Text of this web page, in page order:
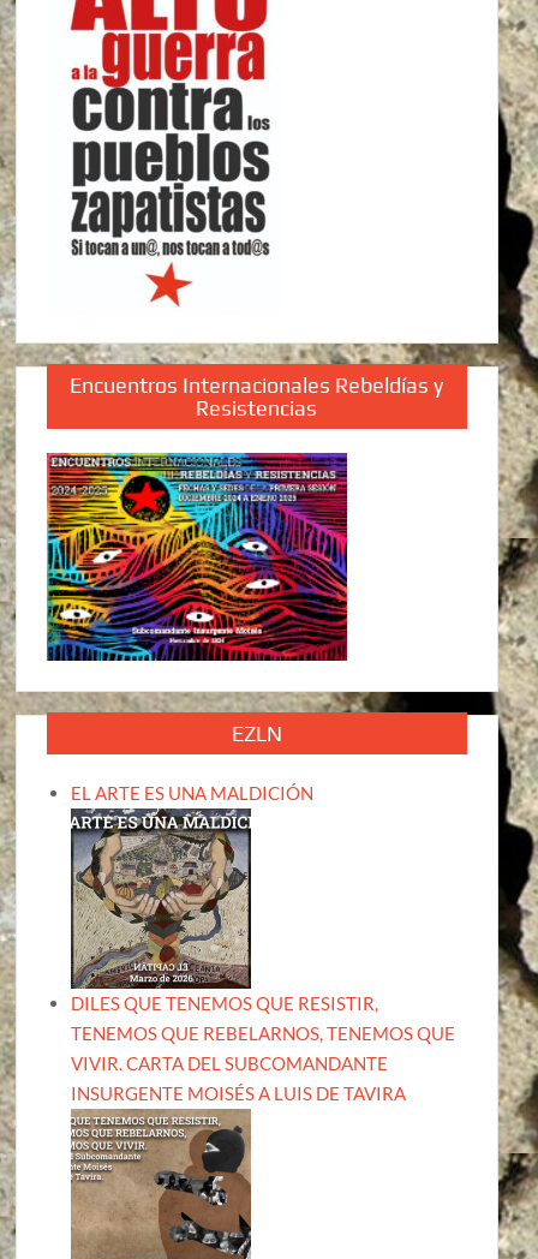
Encuentros Internacionales Rebeldías y
Resistencias
EZLN
EL ARTE ES UNA MALDICIÓN
DILES QUE TENEMOS QUE RESISTIR,
TENEMOS QUE REBELARNOS, TENEMOS QUE
VIVIR. CARTA DEL SUBCOMANDANTE
INSURGENTE MOISÉS A LUIS DE TAVIRA